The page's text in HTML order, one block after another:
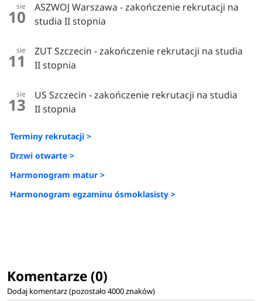
sie
10
ASZWOJ Warszawa - zakończenie rekrutacji na
studia II stopnia
sie
11
ZUT Szczecin - zakończenie rekrutacji na studia
II stopnia
sie
13
US Szczecin - zakończenie rekrutacji na studia
II stopnia
Terminy rekrutacji >
Drzwi otwarte >
Harmonogram matur >
Harmonogram egzaminu ósmoklasisty >
Komentarze (0)
Dodaj komentarz (pozostało4000znaków)